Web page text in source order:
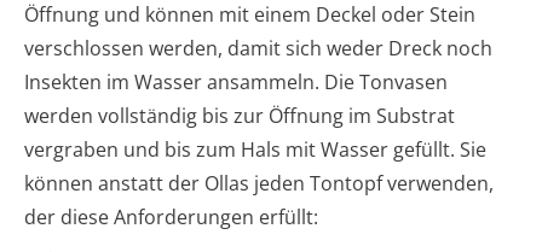
Öffnung und können mit einem Deckel oder Stein
verschlossen werden, damit sich weder Dreck noch
Insekten im Wasser ansammeln. Die Tonvasen
werden vollständig bis zur Öffnung im Substrat
vergraben und bis zum Hals mit Wasser gefüllt. Sie
können anstatt der Ollas jeden Tontopf verwenden,
der diese Anforderungen erfüllt: